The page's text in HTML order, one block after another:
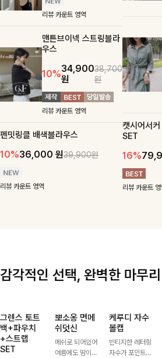
리뷰 카운트 영역
맨튼브이넥 스트링블라
우스
10%34,900
원
38,700
원
리뷰 카운트 영역
펜밋링클 배색블라우스
10%36,000 원39,900원
리뷰 카운트 영역
캣시어서
SET
16%
리뷰 카운트 영
감각적인 선택, 완벽한 마무리
그렌스 토트
백+파우치
+스트랩
SET
뽀소옹 면메
쉬덧신
메쉬로 되어있어
여름에도 땀이
케루디 자수
볼캡
빈티지한 레터링
자수가 포인트가